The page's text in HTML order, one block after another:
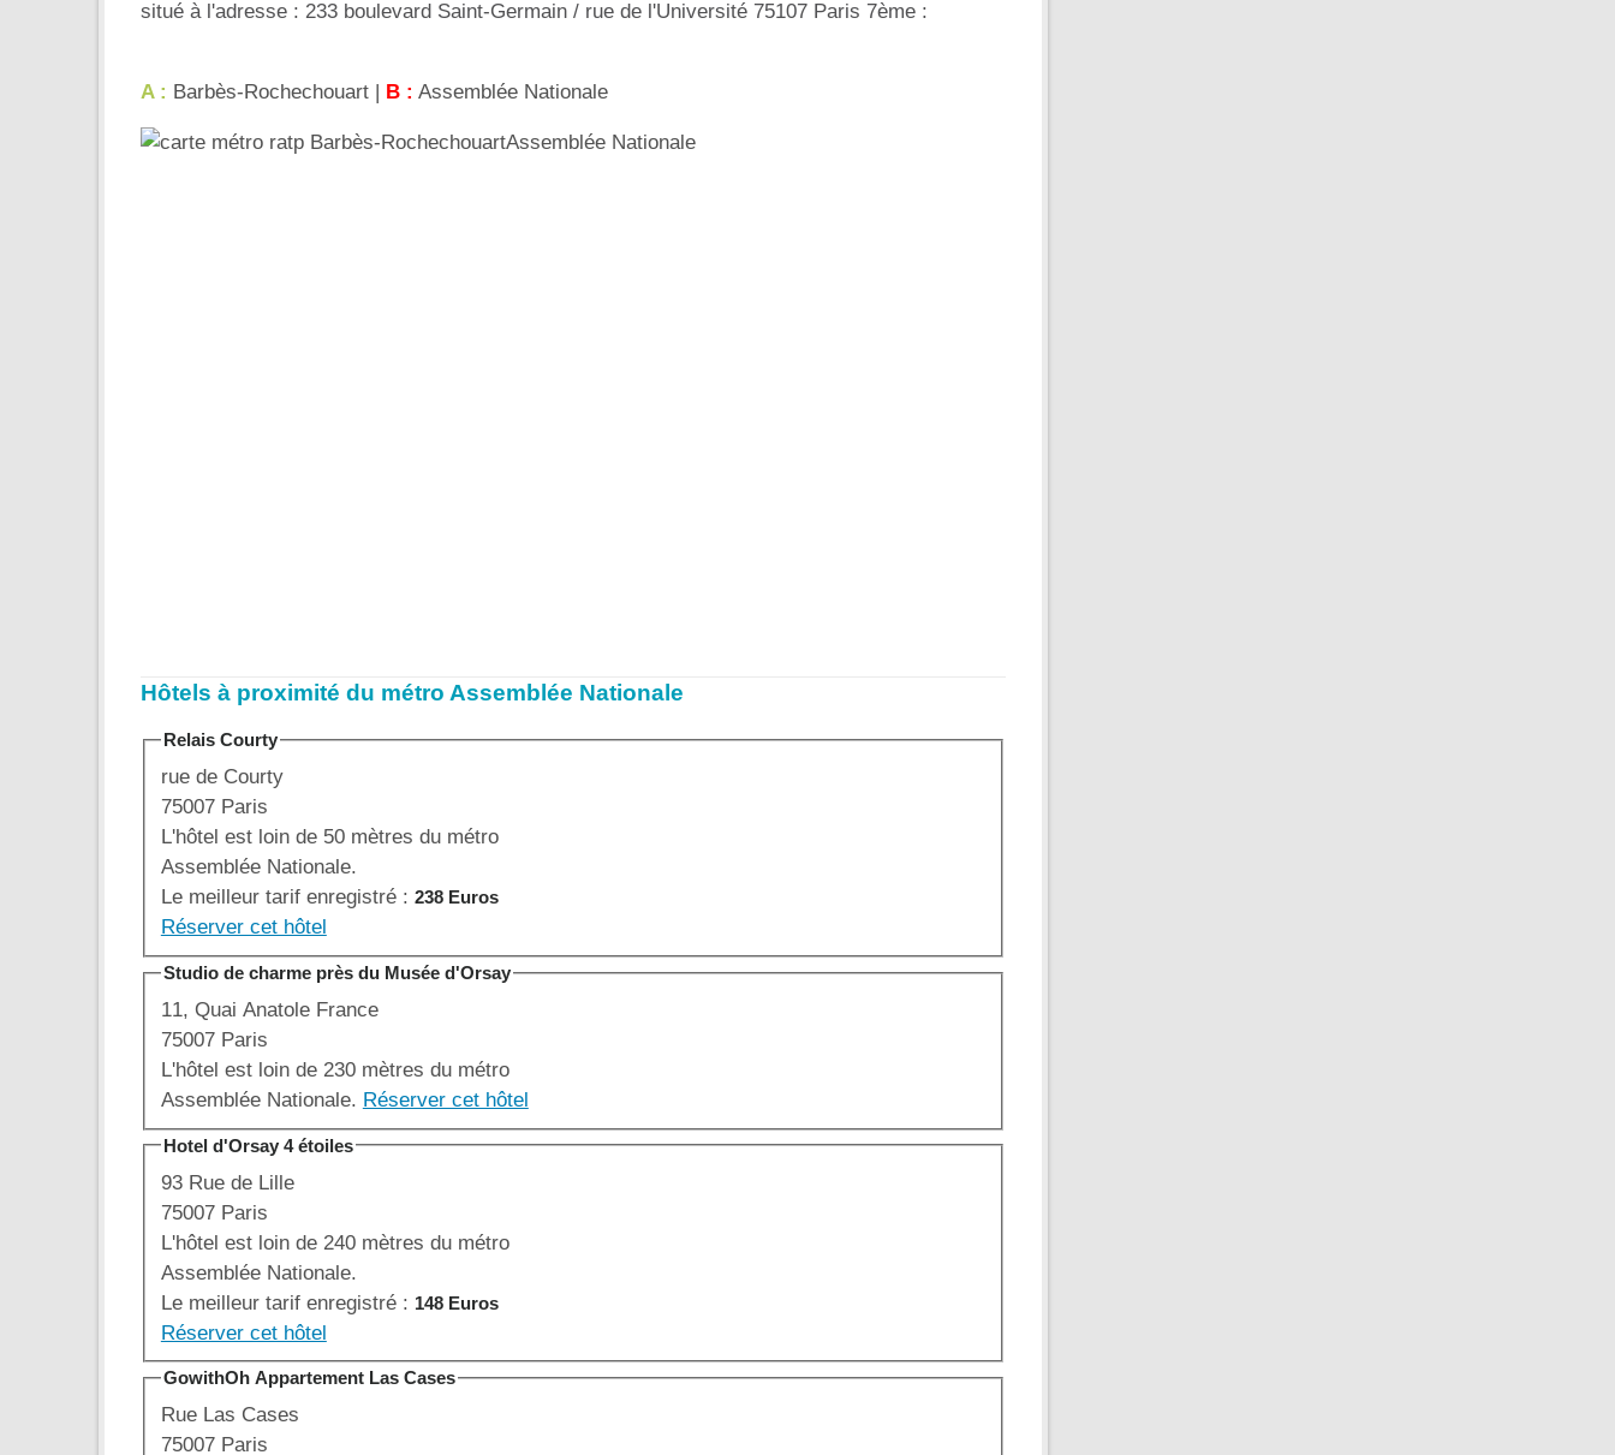
situé à l'adresse : 233 boulevard Saint-Germain / rue de l'Université 75107 Paris 7ème :
A : Barbès-Rochechouart | B : Assemblée Nationale
Hôtels à proximité du métro Assemblée Nationale
Relais Courty
rue de Courty
75007 Paris
L'hôtel est loin de 50 mètres du métro
Assemblée Nationale.
Le meilleur tarif enregistré : 238 Euros
Réserver cet hôtel
Studio de charme près du Musée d'Orsay
11, Quai Anatole France
75007 Paris
L'hôtel est loin de 230 mètres du métro
Assemblée Nationale. Réserver cet hôtel
Hotel d'Orsay 4 étoiles
93 Rue de Lille
75007 Paris
L'hôtel est loin de 240 mètres du métro
Assemblée Nationale.
Le meilleur tarif enregistré : 148 Euros
Réserver cet hôtel
GowithOh Appartement Las Cases
Rue Las Cases
75007 Paris